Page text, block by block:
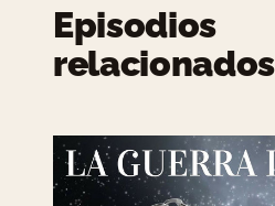
Episodios
relacionados